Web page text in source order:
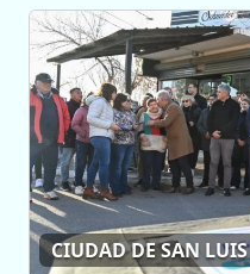
CIUDAD DE SAN LUIS